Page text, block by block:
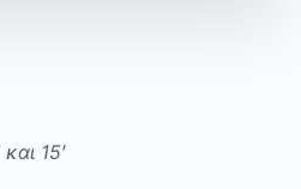
15′